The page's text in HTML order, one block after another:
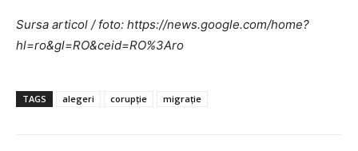
Sursa articol / foto: https://news.google.com/home?
hl=ro&gl=RO&ceid=RO%3Aro
TAGS alegeri corupție migrație